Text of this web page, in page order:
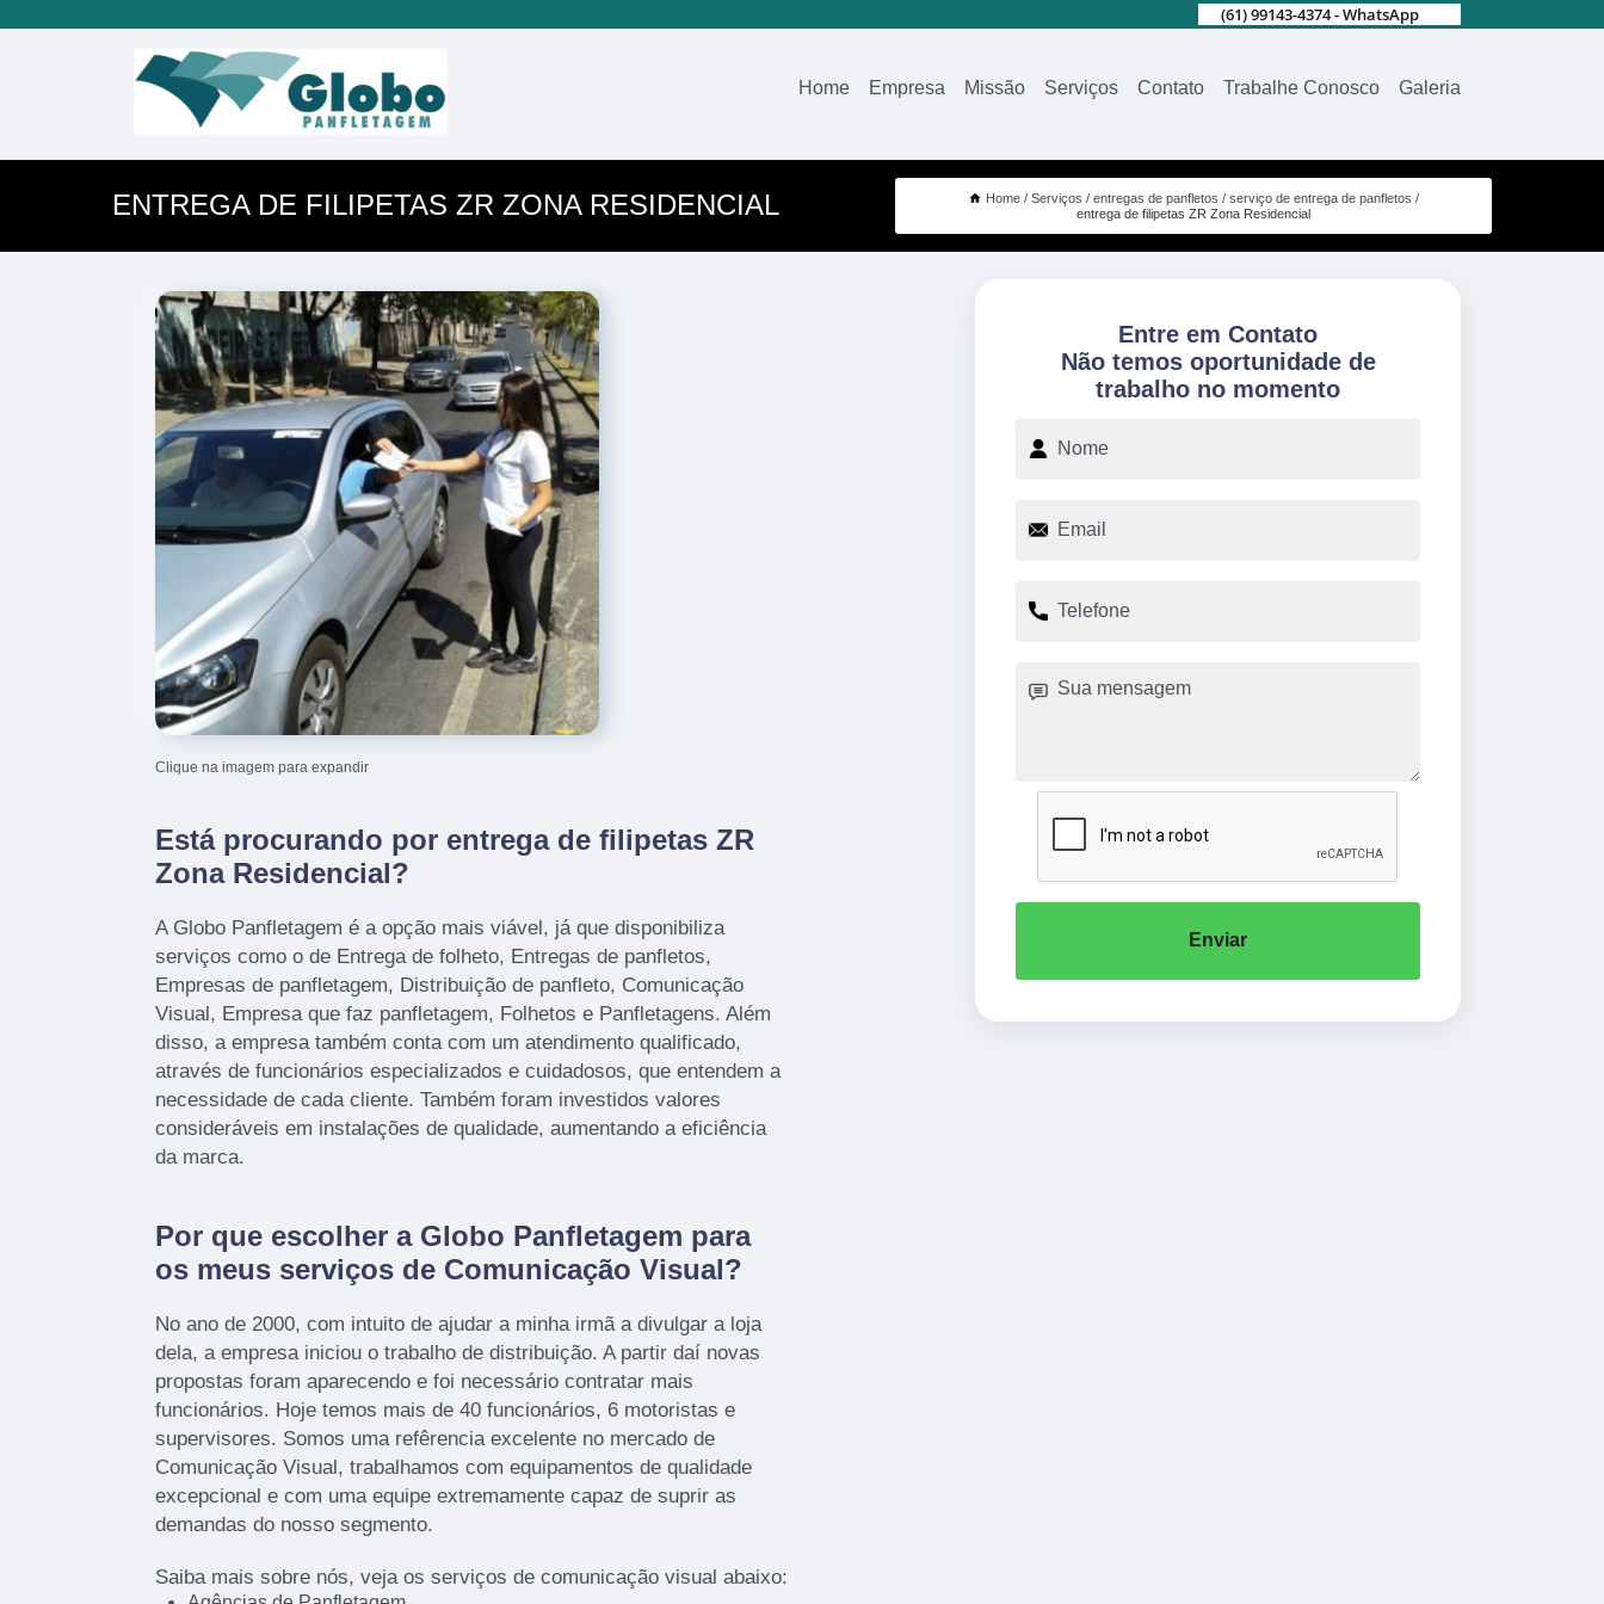
(61) 99143-4374 - WhatsApp
Home Empresa Missão Serviços Contato Trabalhe Conosco Galeria
ENTREGA DE FILIPETAS ZR ZONA RESIDENCIAL Home Serviços entregas de panfletos
serviço de entrega de panfletos
entrega de filipetas ZR Zona Residencial
Clique na imagem para expandir
Está procurando por entrega de filipetas ZR
Zona Residencial?
A Globo Panfletagem é a opção mais viável, já que disponibiliza
serviços como o de Entrega de folheto, Entregas de panfletos,
Empresas de panfletagem, Distribuição de panfleto, Comunicação
Visual, Empresa que faz panfletagem, Folhetos e Panfletagens. Além
disso, a empresa também conta com um atendimento qualificado,
através de funcionários especializados e cuidadosos, que entendem a
necessidade de cada cliente. Também foram investidos valores
consideráveis em instalações de qualidade, aumentando a eficiência
da marca.
Por que escolher a Globo Panfletagem para
os meus serviços de Comunicação Visual?
No ano de 2000, com intuito de ajudar a minha irmã a divulgar a loja
dela, a empresa iniciou o trabalho de distribuição. A partir daí novas
propostas foram aparecendo e foi necessário contratar mais
funcionários. Hoje temos mais de 40 funcionários, 6 motoristas e
supervisores. Somos uma refêrencia excelente no mercado de
Comunicação Visual, trabalhamos com equipamentos de qualidade
excepcional e com uma equipe extremamente capaz de suprir as
demandas do nosso segmento.
Saiba mais sobre nós, veja os serviços de comunicação visual abaixo:
Entre em Contato
Não temos oportunidade de
trabalho no momento
Enviar